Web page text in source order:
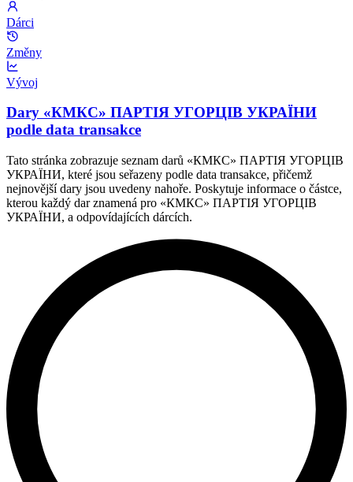
Dárci
Změny
Vývoj
Dary «КМКС» ПАРТІЯ УГОРЦІВ УКРАЇНИ
podle data transakce
Tato stránka zobrazuje seznam darů «КМКС» ПАРТІЯ УГОРЦІВ
УКРАЇНИ, které jsou seřazeny podle data transakce, přičemž
nejnovější dary jsou uvedeny nahoře. Poskytuje informace o částce,
kterou každý dar znamená pro «КМКС» ПАРТІЯ УГОРЦІВ
УКРАЇНИ, a odpovídajících dárcích.